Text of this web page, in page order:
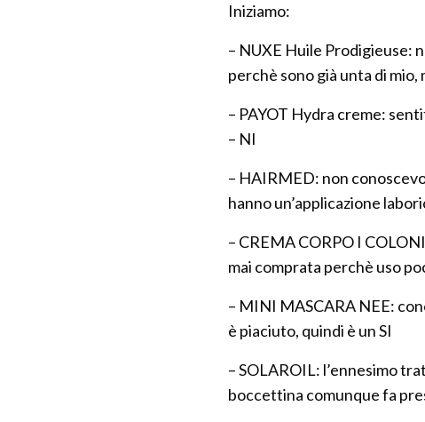
Iniziamo:
– NUXE Huile Prodigieuse:
perchè sono già unta di mio,
– PAYOT Hydra creme:
– NI
– HAIRMED: non
hanno un’applicazione
– CREMA CORPO I
mai comprata perchè uso
– MINI MASCARA NEE:
è piaciuto, quindi è un SI
– SOLAROIL: l’ennesimo
boccettina comunque fa